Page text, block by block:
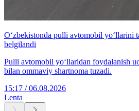
O‘zbekistonda pulli avtomobil yo‘llarini
belgilandi
Pulli avtomobil yo‘llaridan foydalanish
bilan ommaviy shartnoma tuzadi.
15:17 / 06.08.2026
Lenta